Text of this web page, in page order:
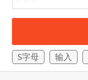
S字母 输入